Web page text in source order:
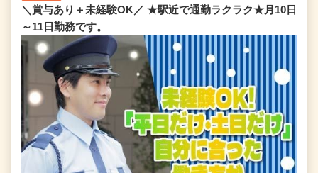
＼賞与あり＋未経験OK／ ★駅近で通勤ラクラク★月10日
～11日勤務です。